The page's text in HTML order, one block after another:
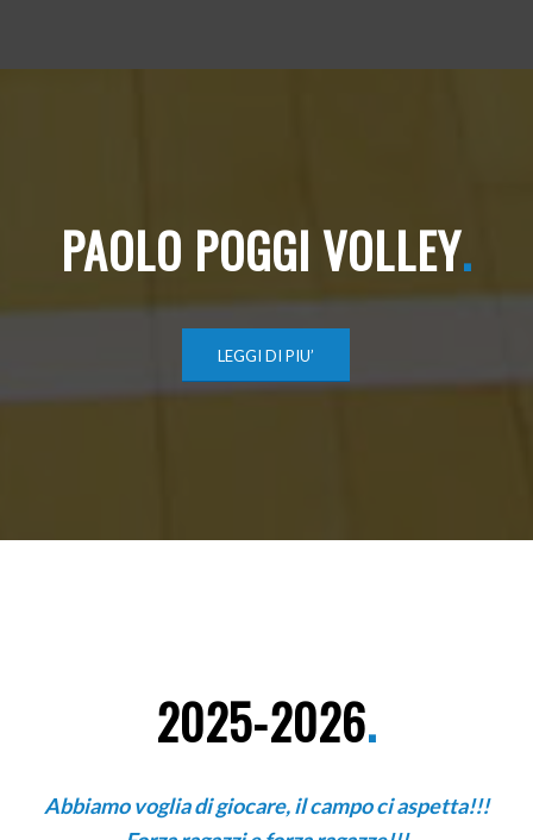
PAOLO POGGI VOLLEY.
LEGGI DI PIU’
2025-2026.
Abbiamo voglia di giocare, il campo ci aspetta!!!